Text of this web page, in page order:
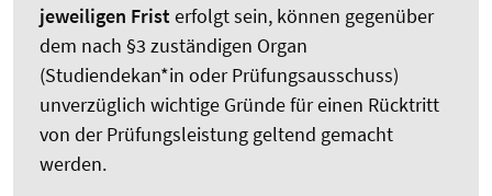
jeweiligen Fristerfolgt sein, können gegenüber
dem nach §3 zuständigen Organ
(Studiendekan*in oder Prüfungsausschuss)
unverzüglich wichtige Gründe für einen Rücktritt
von der Prüfungsleistung geltend gemacht
werden.